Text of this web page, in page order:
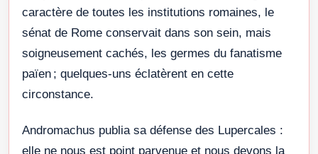
caractère de toutes les institutions romaines, le
sénat de Rome conservait dans son sein, mais
soigneusement cachés, les germes du fanatisme
païen ; quelques-uns éclatèrent en cette
circonstance.
Andromachus publia sa défense des Lupercales :
elle ne nous est point parvenue et nous devons la